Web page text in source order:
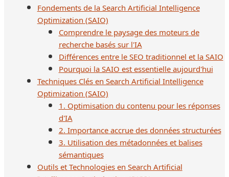
Fondements de la Search Artificial Intelligence
Optimization (SAIO)
Comprendre le paysage des moteurs de
recherche basés sur l'IA
Différences entre le SEO traditionnel et la SAIO
Pourquoi la SAIO est essentielle aujourd'hui
Techniques Clés en Search Artificial Intelligence
Optimization (SAIO)
1. Optimisation du contenu pour les réponses
d'IA
2. Importance accrue des données structurées
3. Utilisation des métadonnées et balises
sémantiques
Outils et Technologies en Search Artificial